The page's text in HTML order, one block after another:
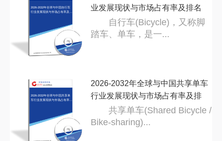
2026-2032年全球与中国自行车
行业发展现状与市场占有率及排
业发展现状与市场占有率及排名
自行车(Bicycle)，又称脚
踏车、单车，是一...
2026-2032年全球与中国共享单
车行业发展现状与市场占有率及
2026-2032年全球与中国共享单车
行业发展现状与市场占有率及排
共享单车(Shared Bicycle /
Bike-sharing)...